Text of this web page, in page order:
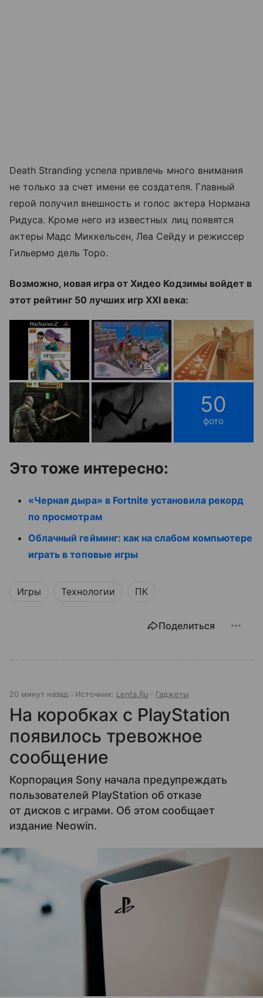
Death Stranding успела привлечь много внимания
не только за счет имени ее создателя. Главный
герой получил внешность и голос актера Нормана
Ридуса. Кроме него из известных лиц появятся
актеры Мадс Миккельсен, Леа Сейду и режиссер
Гильермо дель Торо.
Возможно, новая игра от Хидео Кодзимы войдет в
этот рейтинг 50 лучших игр XXI века:
50
фото
Это тоже интересно:
«Черная дыра» в Fortnite установила рекорд
по просмотрам
Облачный гейминг: как на слабом компьютере
играть в топовые игры
Игры Технологии ПК
Поделиться
20 минут назад Источник: Lenta.Ru Гаджеты
На коробках с PlayStation
появилось тревожное
сообщение
Корпорация Sony начала предупреждать
пользователей PlayStation об отказе
от дисков с играми. Об этом сообщает
издание Neowin.